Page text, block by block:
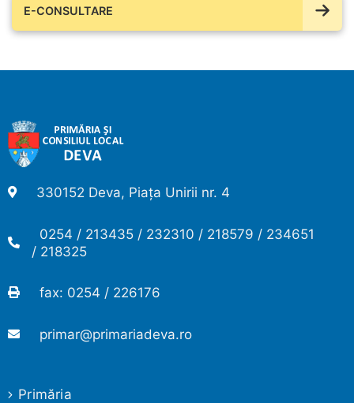
E-CONSULTARE
330152 Deva, Piața Unirii nr. 4
0254 / 213435 / 232310 / 218579 / 234651
/ 218325
fax: 0254 / 226176
primar@primariadeva.ro
Primăria